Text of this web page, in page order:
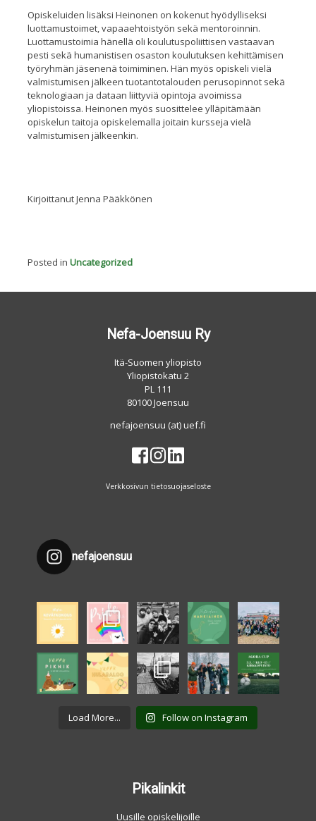
Opiskeluiden lisäksi Heinonen on kokenut hyödylliseksi
luottamustoimet, vapaaehtoistyön sekä mentoroinnin.
Luottamustoimia hänellä oli koulutuspoliittisen vastaavan
pesti sekä humanistisen osaston koulutuksen kehittämisen
työryhmän jäsenenä toimiminen. Hän myös opiskeli vielä
valmistumisen jälkeen tuotantotalouden perusopinnot sekä
teknologiaan ja dataan liittyviä opintoja avoimissa
yliopistoissa. Heinonen myös suosittelee ylläpitämään
opiskelun taitoja opiskelemalla joitain kursseja vielä
valmistumisen jälkeenkin.
Kirjoittanut Jenna Pääkkönen
Posted in Uncategorized
Nefa-Joensuu Ry
Itä-Suomen yliopisto
Yliopistokatu 2
PL 111
80100 Joensuu
nefajoensuu (at) uef.fi
Verkkosivun tietosuojaseloste
nefajoensuu
Load More... Follow on Instagram
Pikalinkit
Uusille opiskelijoille